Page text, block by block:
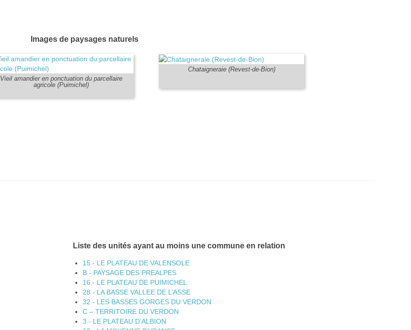
Images de paysages naturels
Vieil amandier en ponctuation du parcellaire
agricole (Puimichel)
Chataigneraie (Revest-de-Bion)
Liste des unités ayant au moins une commune en relation
15 - LE PLATEAU DE VALENSOLE
B - PAYSAGE DES PREALPES
16 - LE PLATEAU DE PUIMICHEL
28 - LA BASSE VALLEE DE L’ASSE
32 - LES BASSES GORGES DU VERDON
C – TERRITOIRE DU VERDON
3 - LE PLATEAU D’ALBION